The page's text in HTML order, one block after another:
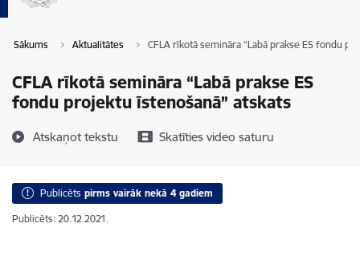
Sākums Aktualitātes CFLA rīkotā semināra “Labā prakse ES fondu
CFLA rīkotā semināra “Labā prakse ES
fondu projektu īstenošanā” atskats
Atskaņot tekstu Skatīties video saturu
Publicēts pirms vairāk nekā 4 gadiem
Publicēts: 20.12.2021.